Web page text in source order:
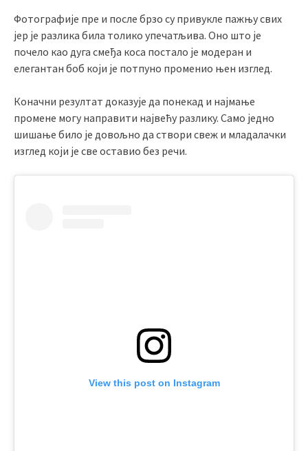
Фотографије пре и после брзо су привукле пажњу свих
јер је разлика била толико упечатљива. Оно што је
почело као дуга смеђа коса постало је модеран и
елегантан боб који је потпуно променио њен изглед.
Коначни резултат доказује да понекад и најмање
промене могу направити највећу разлику. Само једно
шишање било је довољно да створи свеж и младалачки
изглед који је све оставио без речи.
View this post on Instagram